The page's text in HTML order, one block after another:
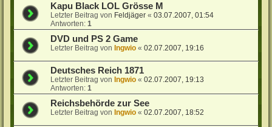
Kapu Black LOL Grösse M
Letzter Beitrag von Feldjäger «03.07.2007, 01:54
Antworten:1
DVD und PS 2 Game
Letzter Beitrag vonIngwio «02.07.2007, 19:16
Deutsches Reich 1871
Letzter Beitrag vonIngwio «02.07.2007, 19:13
Antworten:1
Reichsbehörde zur See
Letzter Beitrag vonIngwio «02.07.2007, 18:52